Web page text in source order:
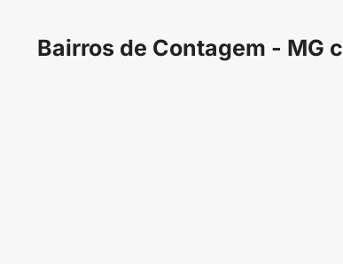
Bairros de Contagem - MG